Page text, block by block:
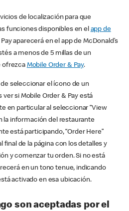
de localización para que
funciones disponibles en el app de
aparecerá en el app de McDonald’s
a menos de 5 millas de un
ofrezca Mobile Order & Pay.
seleccionar el ícono de un
si Mobile Order & Pay está
en particular al seleccionar “View
la información del restaurante
está participando, “Order Here”
final de la página con los detalles y
y comenzar tu orden. Si no está
en un tono tenue, indicando
activado en esa ubicación.
son aceptadas por el